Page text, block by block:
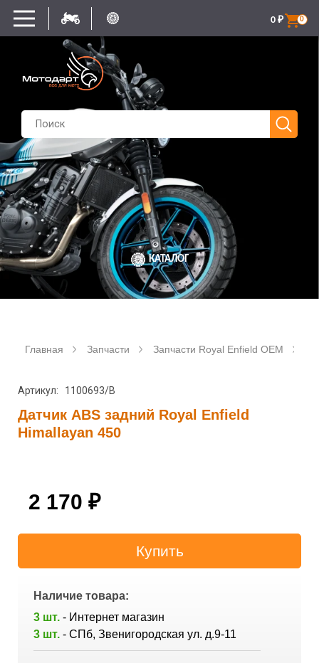
0
0 ₽
КАТАЛОГ
Главная Запчасти Запчасти Royal Enfield OEM
Артикул: 1100693/B
Датчик ABS задний Royal Enfield
Himallayan 450
2 170 ₽
Наличие товара:
3 шт. - Интернет магазин
3 шт. - СПб, Звенигородская ул. д.9-11